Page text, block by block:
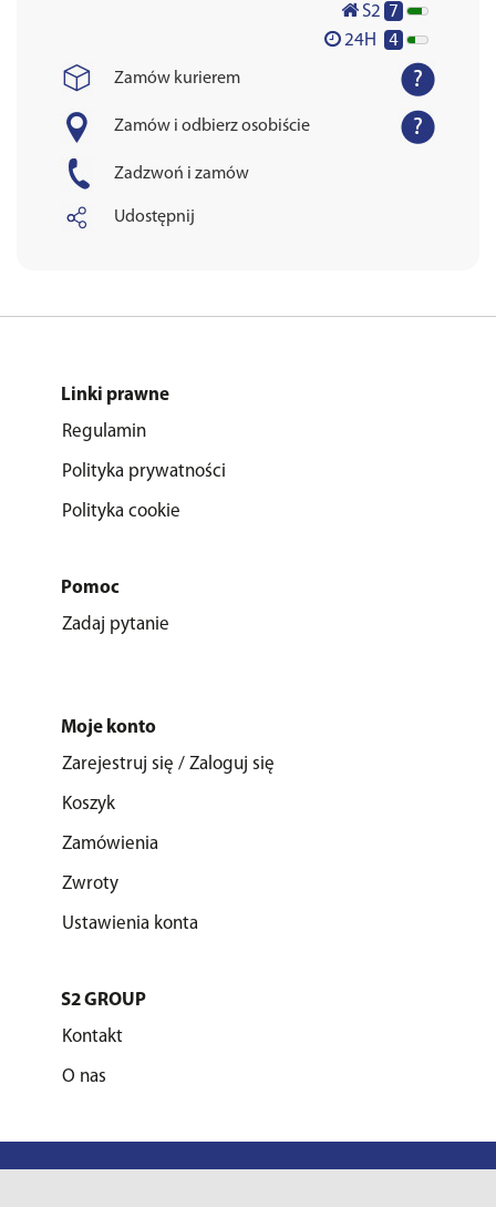
S2 7
24H 4
Zamów kurierem
Zamów i odbierz osobiście
Zadzwoń i zamów
Udostępnij
Linki prawne
Regulamin
Polityka prywatności
Polityka cookie
Pomoc
Zadaj pytanie
Moje konto
Zarejestruj się / Zaloguj się
Koszyk
Zamówienia
Zwroty
Ustawienia konta
S2 GROUP
Kontakt
O nas